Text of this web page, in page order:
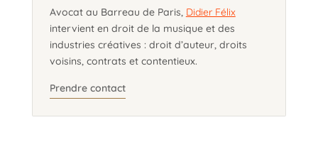
Avocat au Barreau de Paris, Didier Félix
intervient en droit de la musique et des
industries créatives : droit d’auteur, droits
voisins, contrats et contentieux.
Prendre contact